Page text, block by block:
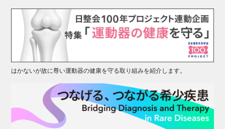
はかないが故に尊い運動器の健康を守る取り組みを紹介します。